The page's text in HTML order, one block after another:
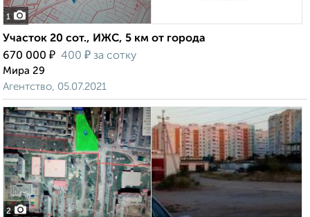
1
Участок 20 сот., ИЖС, 5 км от города
670 000 ₽ 400 ₽ за сотку
Мира 29
Агентство, 05.07.2021
2